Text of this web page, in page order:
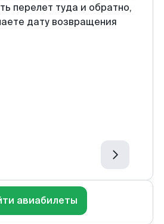
перелет туда и обратно,
дату возвращения
авиабилеты